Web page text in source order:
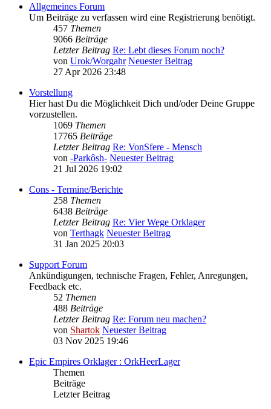
Allgemeines Forum
Um Beiträge zu verfassen wird eine Registrierung benötigt.
457 Themen
9066 Beiträge
Letzter Beitrag Re: Lebt dieses Forum noch?
von Urok/Worgahr Neuester Beitrag
27 Apr 2026 23:48
Vorstellung
Hier hast Du die Möglichkeit Dich und/oder Deine Gruppe
vorzustellen.
1069 Themen
17765 Beiträge
Letzter Beitrag Re: VonSfere - Mensch
von -Parkôsh- Neuester Beitrag
21 Jul 2026 19:02
Cons - Termine/Berichte
258 Themen
6438 Beiträge
Letzter Beitrag Re: Vier Wege Orklager
von Terthagk Neuester Beitrag
31 Jan 2025 20:03
Support Forum
Ankündigungen, technische Fragen, Fehler, Anregungen,
Feedback etc.
52 Themen
488 Beiträge
Letzter Beitrag Re: Forum neu machen?
von Shartok Neuester Beitrag
03 Nov 2025 19:46
Epic Empires Orklager : OrkHeerLager
Themen
Beiträge
Letzter Beitrag